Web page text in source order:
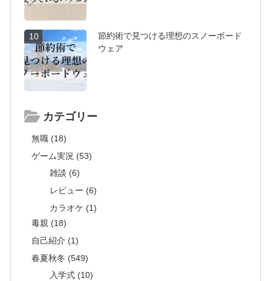
10
節約術で見つける理想のスノーボード
ウェア
カテゴリー
無職 (18)
ゲーム実況 (53)
雑談 (6)
レビュー (6)
カラオケ (1)
毒親 (18)
自己紹介 (1)
春夏秋冬 (549)
入学式 (10)